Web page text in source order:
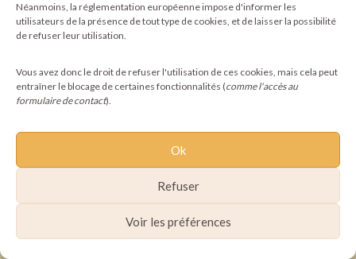
Néanmoins, la réglementation européenne impose d'informer les
utilisateurs de la présence de tout type de cookies, et de laisser la possibilité
de refuser leur utilisation.
Vous avez donc le droit de refuser l'utilisation de ces cookies, mais cela peut
entraîner le blocage de certaines fonctionnalités (comme l'accès au
formulaire de contact).
Ok
Refuser
Voir les préférences